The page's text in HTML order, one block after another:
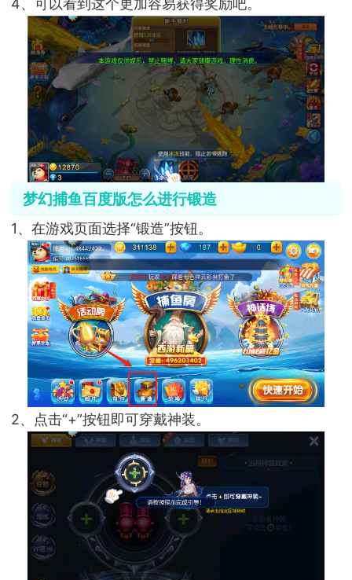
4、可以看到这个更加容易获得奖励吧。
梦幻捕鱼百度版怎么进行锻造
1、在游戏页面选择“锻造”按钮。
2、点击“+”按钮即可穿戴神装。